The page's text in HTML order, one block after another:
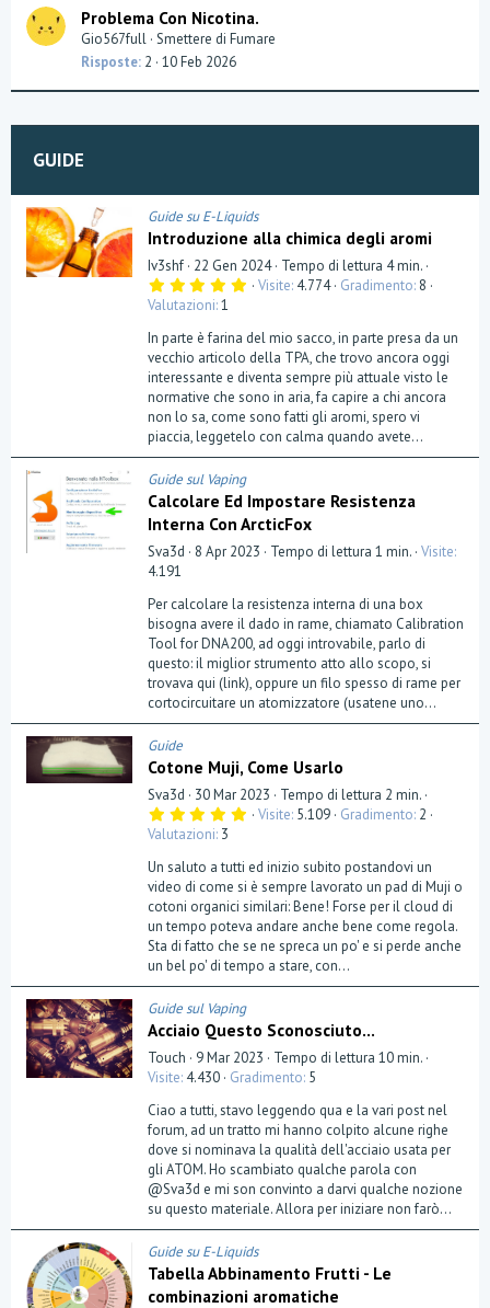
Problema Con Nicotina.
Gio567full Smettere di Fumare
Risposte 2 10 Feb 2026
GUIDE
Guide su E-Liquids
Introduzione alla chimica degli aromi
Iv3shf 22 Gen 2024 Tempo di lettura 4 min.
5
s
t
e
l
l
a
(
e
)
Visite 4.774 Gradimento 8
Valutazioni 1
In parte è farina del mio sacco, in parte presa da un
vecchio articolo della TPA, che trovo ancora oggi
interessante e diventa sempre più attuale visto le
normative che sono in aria, fa capire a chi ancora
non lo sa, come sono fatti gli aromi, spero vi
piaccia, leggetelo con calma quando avete...
Guide sul Vaping
Calcolare Ed Impostare Resistenza
Interna Con ArcticFox
Sva3d 8 Apr 2023 Tempo di lettura 1 min. Visite
4.191
Per calcolare la resistenza interna di una box
bisogna avere il dado in rame, chiamato Calibration
Tool for DNA200, ad oggi introvabile, parlo di
questo: il miglior strumento atto allo scopo, si
trovava qui (link), oppure un filo spesso di rame per
cortocircuitare un atomizzatore (usatene uno...
Guide
Cotone Muji, Come Usarlo
Sva3d 30 Mar 2023
Tempo di lettura 2 min.
5
s
e
l
l
a
(
e
)
Visite 5.109 Gradimento 2
Valutazioni 3
Un saluto a tutti ed inizio subito postandovi un
video di come si è sempre lavorato un pad di Muji o
cotoni organici similari: Bene! Forse per il cloud di
un tempo poteva andare anche bene come regola.
Sta di fatto che se ne spreca un po' e si perde anche
un bel po' di tempo a stare, con...
Guide sul Vaping
Acciaio Questo Sconosciuto...
Touch 9 Mar 2023
Tempo di lettura 10 min.
Visite 4.430 Gradimento 5
Ciao a tutti, stavo leggendo qua e la vari post nel
forum, ad un tratto mi hanno colpito alcune righe
dove si nominava la qualità dell'acciaio usata per
gli ATOM. Ho scambiato qualche parola con
@Sva3d e mi son convinto a darvi qualche nozione
su questo materiale. Allora per iniziare non farò...
Guide su E-Liquids
Tabella Abbinamento Frutti - Le
combinazioni aromatiche